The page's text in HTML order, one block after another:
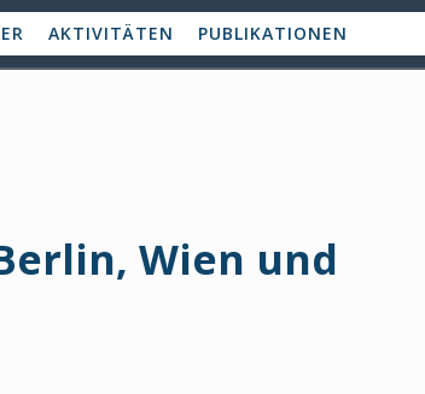
AKTIVITÄTEN PUBLIKATIONEN
Wien und